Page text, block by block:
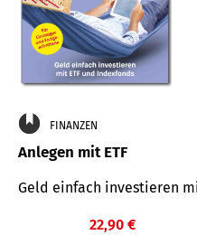
FINANZEN
Anlegen mit ETF
Geld einfach investieren
22,90 €